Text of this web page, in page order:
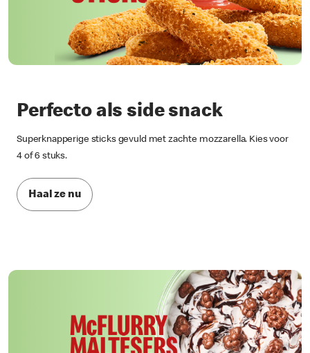
Perfecto als side snack
Superknapperige sticks gevuld met zachte mozzarella. Kies voor
4 of 6 stuks.
Haal ze nu